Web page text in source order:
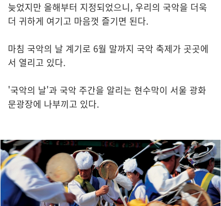
늦었지만 올해부터 지정되었으니, 우리의 국악을 더욱
더 귀하게 여기고 마음껏 즐기면 된다.
마침 국악의 날 계기로 6월 말까지 국악 축제가 곳곳에
서 열리고 있다.
'국악의 날'과 국악 주간을 알리는 현수막이 서울 광화
문광장에 나부끼고 있다.